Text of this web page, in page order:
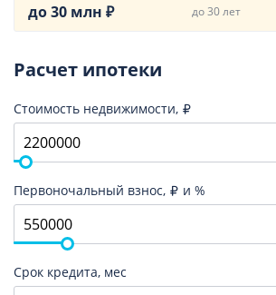
до 30 млн ₽ до 30 лет
Расчет ипотеки
Стоимость недвижимости,
Первоночальный взнос, и %
Срок кредита, мес